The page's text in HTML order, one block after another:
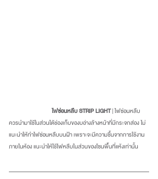
                             ไฟซ่อนหลืบ STRIP LIGHT
| ไฟซ่อนหลืบ
ควรนำมาใช้ในส่วนใต้ช่องเก็บของบอ่างล้างหน้าที่มีกระจกส่อง ไม่
แนะนำให้ทำไฟซ่อนหลืบบนฝ้า เพราะจะมีความชื้นจากการใช้งาน
ภายในห้อง แนะนำให้ใช้ไฟหลืบในส่วนของโซนพื้นที่แห้งเท่านั้น